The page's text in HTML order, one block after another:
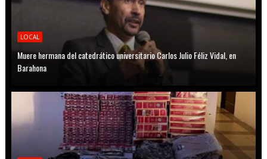
LOCAL
Muere hermana del catedrático universitario Carlos Julio Féliz Vidal, en
Barahona